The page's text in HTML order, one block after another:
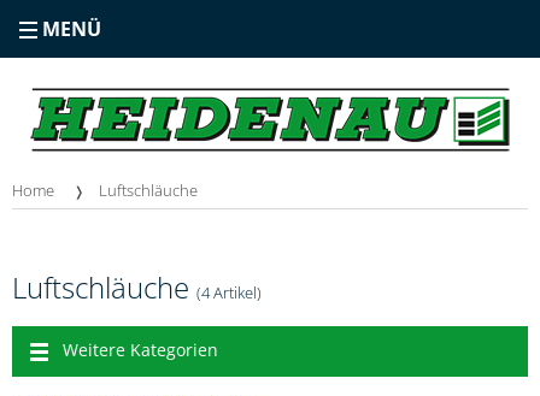
MENÜ
Home Luftschläuche
Luftschläuche (4 Artikel)
Weitere Kategorien